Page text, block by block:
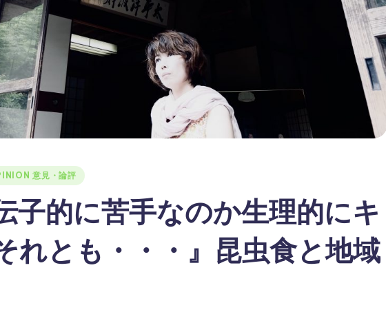
意見・論評
子的に苦手なのか生理的にキ
れとも・・・』昆虫食と地域